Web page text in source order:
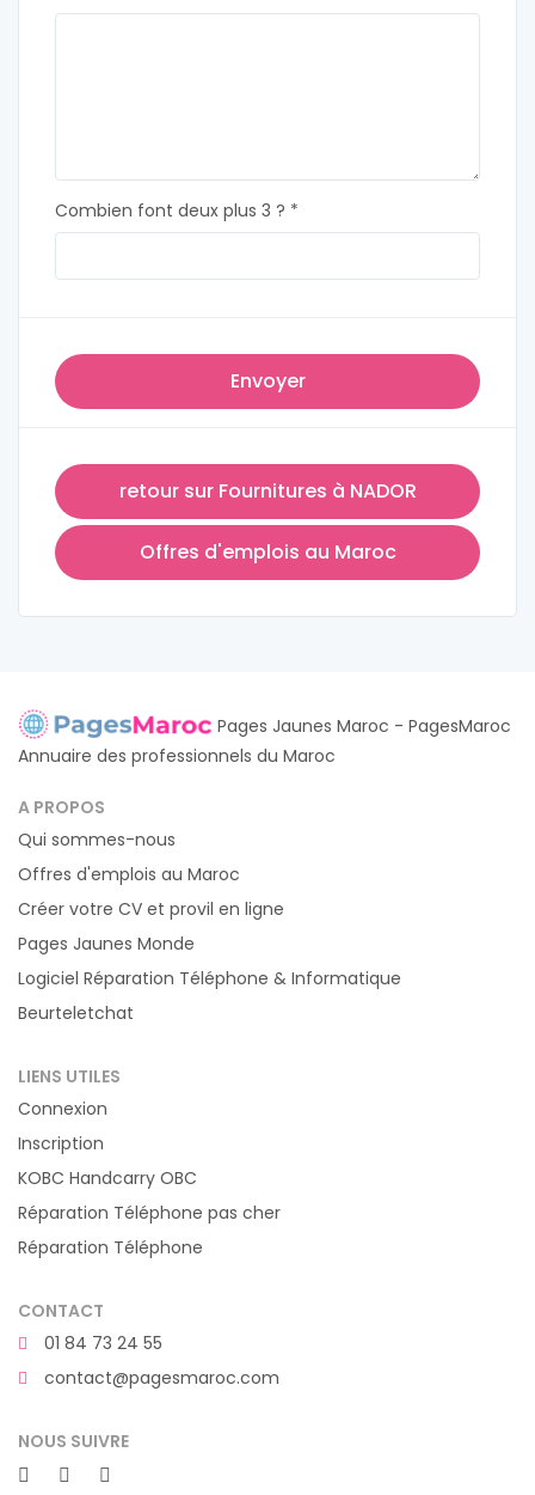
Combien font deux plus 3 ? *
Envoyer
retour sur Fournitures à NADOR
Offres d'emplois au Maroc
Pages Jaunes Maroc - PagesMaroc
Annuaire des professionnels du Maroc
A PROPOS
Qui sommes-nous
Offres d'emplois au Maroc
Créer votre CV et provil en ligne
Pages Jaunes Monde
Logiciel Réparation Téléphone & Informatique
Beurteletchat
LIENS UTILES
Connexion
Inscription
KOBC Handcarry OBC
Réparation Téléphone pas cher
Réparation Téléphone
CONTACT
01 84 73 24 55
contact@pagesmaroc.com
NOUS SUIVRE